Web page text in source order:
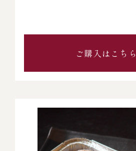
ご購入はこちら